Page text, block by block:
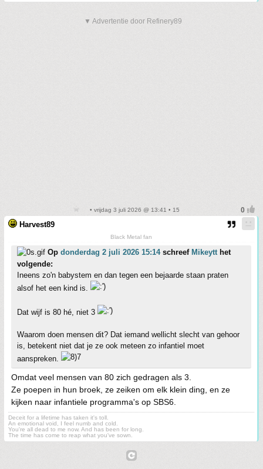
▼ Advertentie door Refinery89
• vrijdag 3 juli 2026 @ 13:41 • 15
Harvest89
Black Metal fan
Op donderdag 2 juli 2026 15:14schreef Mikeytthet
volgende:
Ineens zo'n babystem en dan tegen een bejaarde staan praten
alsof het een kind is.
Dat wijf is 80 hé, niet 3
Waarom doen mensen dit? Dat iemand wellicht slecht van gehoor
is, betekent niet dat je ze ook meteen zo infantiel moet
aanspreken.
Omdat veel mensen van 80 zich gedragen als 3.
Ze poepen in hun broek, ze zeiken om elk klein ding, en ze
kijken naar infantiele programma's op SBS6.
Deceit for a lifetime has taken it's toll.
An emotional void, I feel numb and cold.
You're all dead to me now. And has been for long.
The time has come to reap what you've sown.